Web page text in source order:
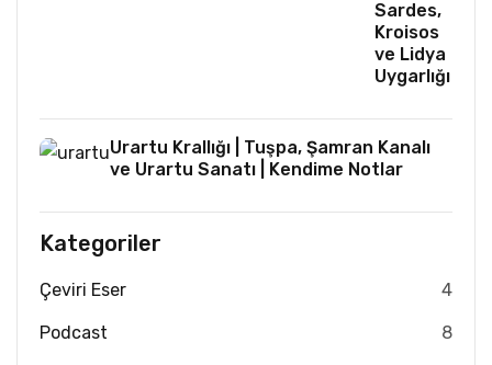
Sardes,
Kroisos
ve Lidya
Uygarlığı
Urartu Krallığı | Tuşpa, Şamran Kanalı
ve Urartu Sanatı | Kendime Notlar
Kategoriler
Çeviri Eser 4
Podcast 8